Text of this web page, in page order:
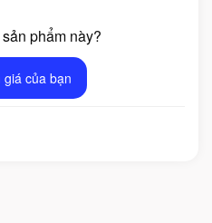
phẩm này?
của bạn